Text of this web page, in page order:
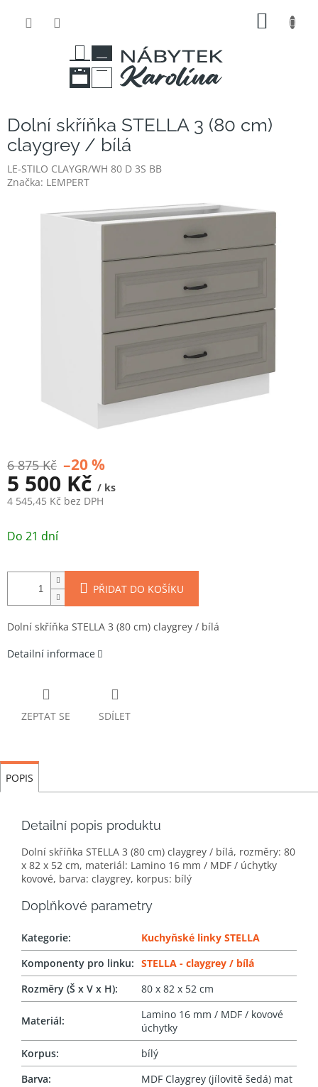
Dolní skříňka STELLA 3 (80 cm)
claygrey / bílá
LE-STILO CLAYGR/WH 80 D 3S BB
Značka: LEMPERT
6 875 Kč –20 %
5 500 Kč / ks
4 545,45 Kč bez DPH
cena:
Do 21 dní
PŘIDAT DO KOŠÍKU
Dolní skříňka STELLA 3 (80 cm) claygrey / bílá
Detailní informace
ZEPTAT SE SDÍLET
POPIS
Detailní popis produktu
Dolní skříňka STELLA 3 (80 cm) claygrey / bílá, rozměry: 80
x 82 x 52 cm, materiál: Lamino 16 mm / MDF / úchytky
kovové, barva: claygrey, korpus: bílý
Doplňkové parametry
Kategorie:
Kuchyňské linky STELLA
Komponenty pro linku: STELLA - claygrey / bílá
Rozměry (Š x V x H): 80 x 82 x 52 cm
Materiál:
Lamino 16 mm / MDF / kovové
úchytky
Korpus:
bílý
Barva:
MDF Claygrey (jílovitě šedá) mat